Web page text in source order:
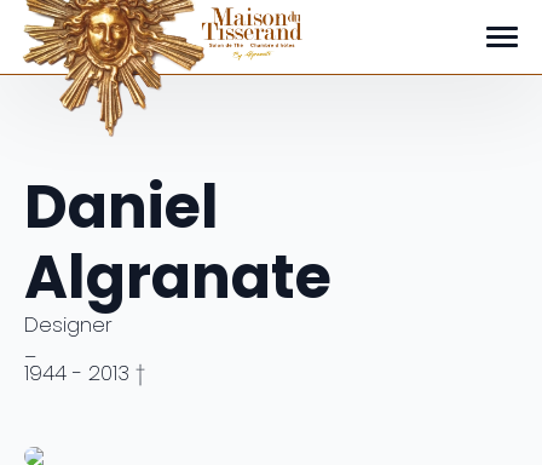
Portrait de la Maison du Tisserand
Daniel
Algranate
Designer
_
1944 - 2013 †